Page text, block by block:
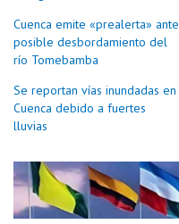
Cuenca emite «prealerta» ante
posible desbordamiento del
río Tomebamba
Se reportan vías inundadas en
Cuenca debido a fuertes
lluvias